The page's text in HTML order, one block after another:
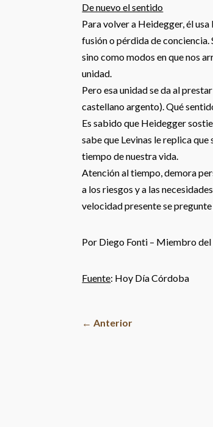
De nuevo el sentido
Para volver a Heidegger, él
fusión o pérdida de conciencia.
sino como modos en que nos
unidad.
Pero esa unidad se da al
castellano argento). Qué
Es sabido que Heidegger
sabe que Levinas le replica
tiempo de nuestra vida.
Atención al tiempo, demora
a los riesgos y a las
velocidad presente se
Por Diego Fonti – Miembro
Fuente: Hoy Día Córdoba
← Anterior